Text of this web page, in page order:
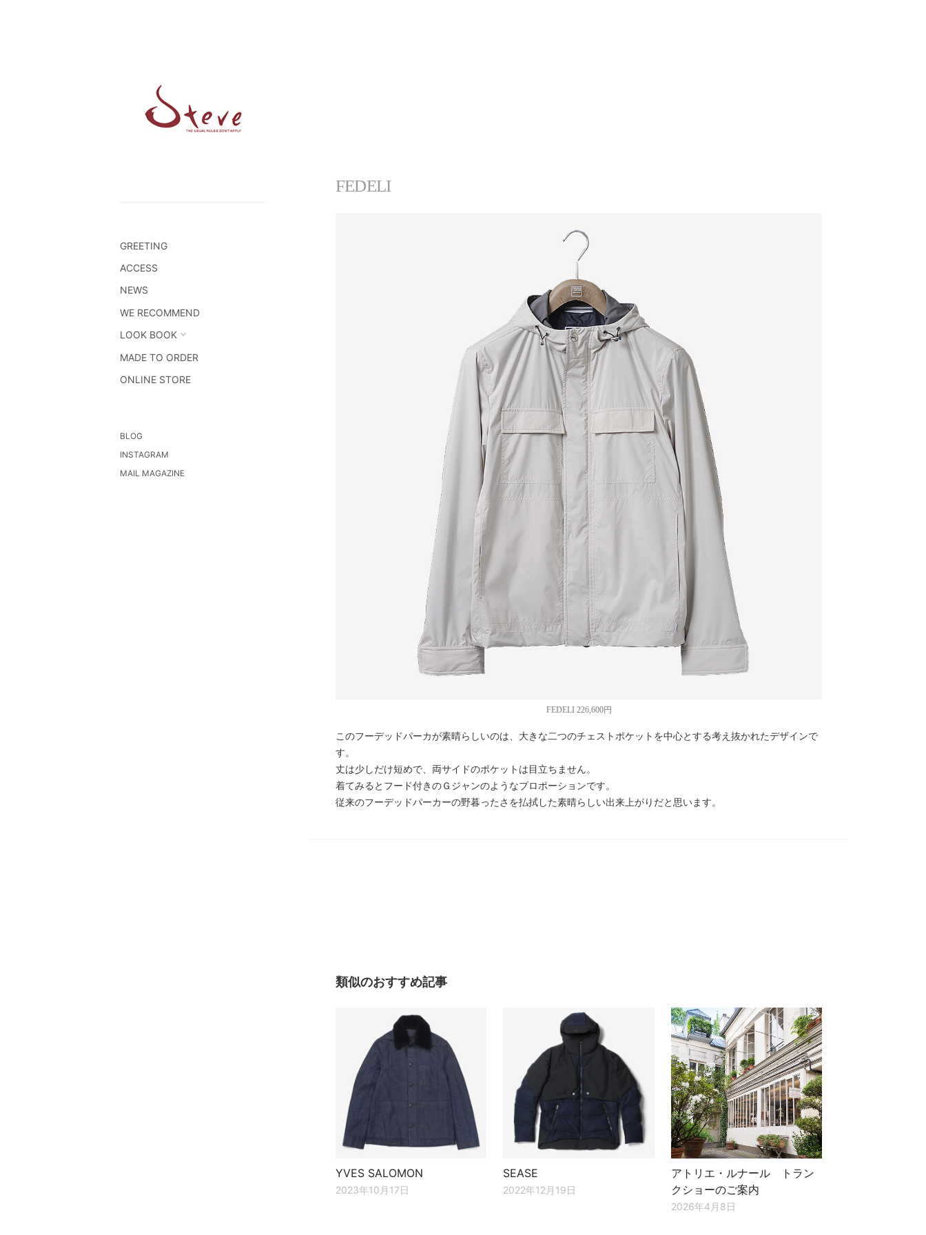
GREETING
ACCESS
NEWS
WE RECOMMEND
LOOK BOOK
MADE TO ORDER
ONLINE STORE
BLOG
INSTAGRAM
MAIL MAGAZINE
FEDELI
FEDELI 226,600円
このフーデッドパーカが素晴らしいのは、大きな二つのチェストポケットを中心とする考え抜かれたデザインで
す。
丈は少しだけ短めで、両サイドのポケットは目立ちません。
着てみるとフード付きのＧジャンのようなプロポーションです。
従来のフーデッドパーカーの野暮ったさを払拭した素晴らしい出来上がりだと思います。
類似のおすすめ記事
YVES SALOMON
2023年10月17日
SEASE
2022年12月19日
アトリエ・ルナール トラン
クショーのご案内
2026年4月8日